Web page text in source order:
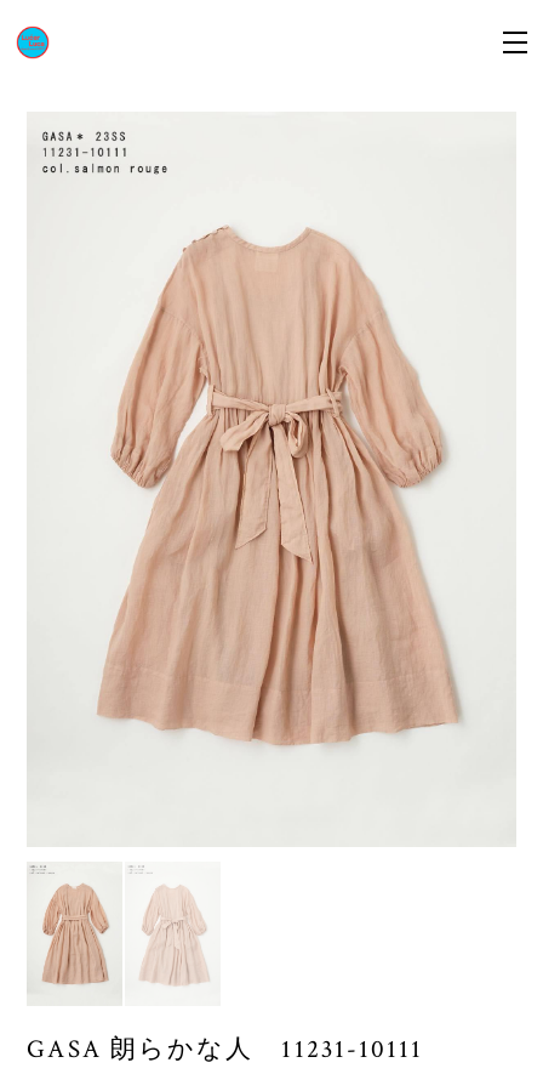
GASA 朗らかな人 11231-10111